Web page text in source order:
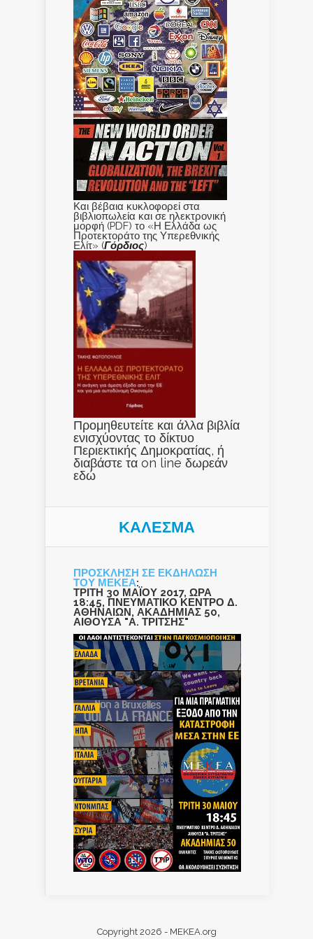
Και βέβαια κυκλοφορεί στα
βιβλιοπωλεία και σε ηλεκτρονική
μορφή (PDF) το «Η Ελλάδα ως
Προτεκτοράτο της Υπερεθνικής
Ελίτ» (Γόρδιος)
Προμηθευτείτε και άλλα βιβλία
ενισχύοντας το δίκτυο
Περιεκτικής Δημοκρατίας, ή
διαβάστε τα on line δωρεάν
εδώ
ΚΑΛΕΣΜΑ
ΠΡΟΣΚΛΗΣΗ ΣΕ ΕΚΔΗΛΩΣΗ
ΤΟΥ ΜΕΚΕΑ:
ΤΡΙΤΗ 30 ΜΑΪΟΥ 2017, ΩΡΑ
18:45, ΠΝΕΥΜΑΤΙΚΟ ΚΕΝΤΡΟ Δ.
ΑΘΗΝΑΙΩΝ, ΑΚΑΔΗΜΙΑΣ 50,
ΑΙΘΟΥΣΑ "Α. ΤΡΙΤΣΗΣ"
Copyright 2026 - MEKEA.org